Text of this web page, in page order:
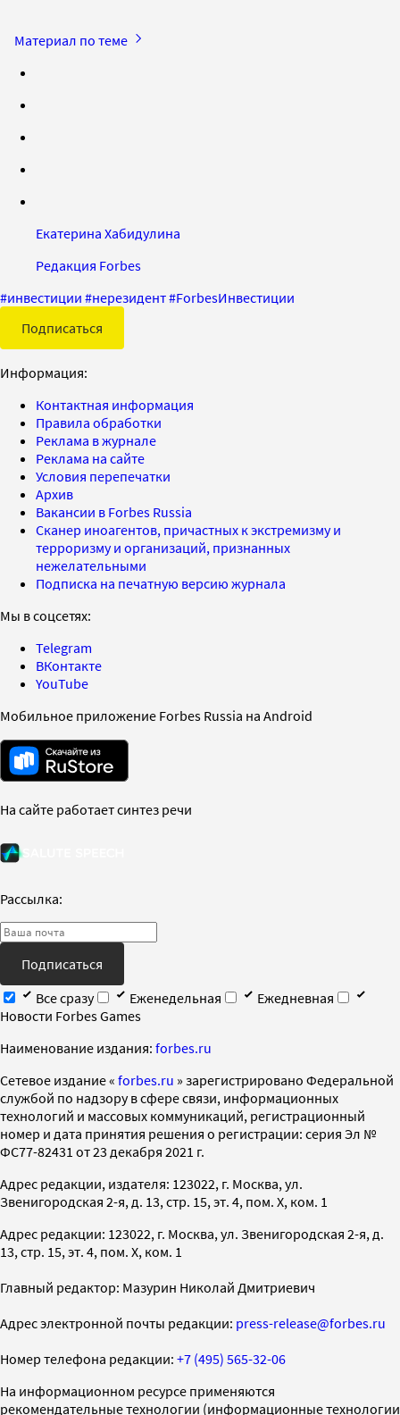
Материал по теме
Екатерина Хабидулина
Редакция Forbes
#инвестиции #нерезидент#ForbesИнвестиции
Подписаться
Информация:
Контактная информация
Правила обработки
Реклама в журнале
Реклама на сайте
Условия перепечатки
Архив
Вакансии в Forbes Russia
Сканер иноагентов, причастных к экстремизму и
терроризму и организаций, признанных
нежелательными
Подписка на печатную версию журнала
Мы в соцсетях:
Telegram
ВКонтакте
YouTube
Мобильное приложение Forbes Russia на Android
На сайте работает синтез речи
Рассылка:
Подписаться
Все сразу
Еженедельная
Ежедневная
Новости Forbes Games
Наименование издания: forbes.ru
Cетевое издание « forbes.ru » зарегистрировано Федеральной
службой по надзору в сфере связи, информационных
технологий и массовых коммуникаций, регистрационный
номер и дата принятия решения о регистрации: серия Эл №
ФС77-82431 от 23 декабря 2021 г.
Адрес редакции, издателя: 123022, г. Москва, ул.
Звенигородская 2-я, д. 13, стр. 15, эт. 4, пом. X, ком. 1
Адрес редакции: 123022, г. Москва, ул. Звенигородская 2-я, д.
13, стр. 15, эт. 4, пом. X, ком. 1
Главный редактор: Мазурин Николай Дмитриевич
Адрес электронной почты редакции: press-release@forbes.ru
Номер телефона редакции: +7 (495) 565-32-06
На информационном ресурсе применяются
рекомендательные технологии (информационные технологии